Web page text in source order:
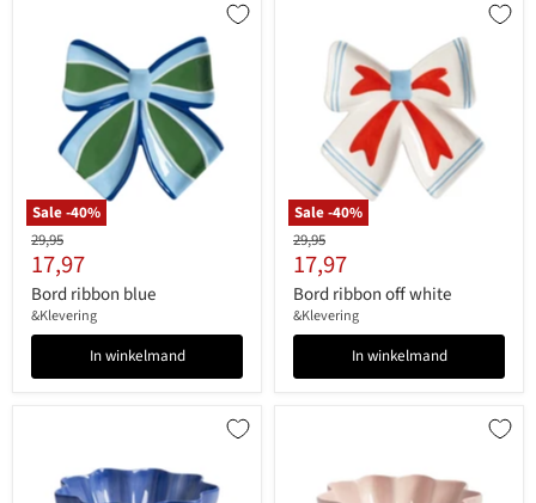
Sale -40%
Originele
prijs
29,95
Huidige
prijs
17,97
Bord ribbon blue
&Klevering
In winkelmand
Sale -40%
Originele
prijs
29,95
Huidige
prijs
17,97
Bord ribbon off white
&Klevering
In winkelmand